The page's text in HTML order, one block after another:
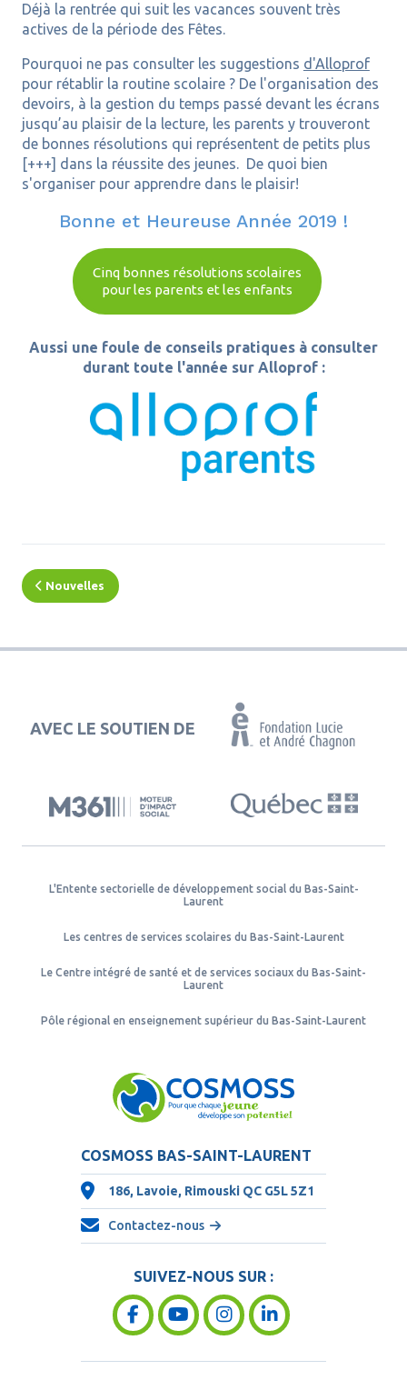
Déjà la rentrée qui suit les vacances souvent très
actives de la période des Fêtes.
Pourquoi ne pas consulter les suggestions d'Alloprof
pour rétablir la routine scolaire ? De l'organisation des
devoirs, à la gestion du temps passé devant les écrans
jusqu’au plaisir de la lecture, les parents y trouveront
de bonnes résolutions qui représentent de petits plus
[+++] dans la réussite des jeunes. De quoi bien
s'organiser pour apprendre dans le plaisir!
Bonne et Heureuse Année 2019 !
Cinq bonnes résolutions scolaires
pour les parents et les enfants
Aussi une foule de conseils pratiques à consulter
durant toute l'année sur Alloprof :
Nouvelles
AVEC LE SOUTIEN DE
L'Entente sectorielle de développement social du Bas-Saint-
Laurent
Les centres de services scolaires du Bas-Saint-Laurent
Le Centre intégré de santé et de services sociaux du Bas-Saint-
Laurent
Pôle régional en enseignement supérieur du Bas-Saint-Laurent
COSMOSS BAS-SAINT-LAURENT
186, Lavoie, Rimouski QC G5L 5Z1
Contactez-nous
SUIVEZ-NOUS SUR :